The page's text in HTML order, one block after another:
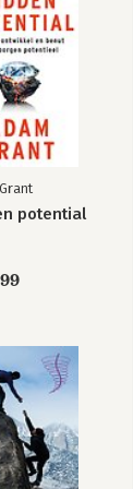
potential